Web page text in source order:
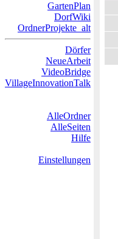
GartenPlan
DorfWiki
OrdnerProjekte_alt
Dörfer
NeueArbeit
VideoBridge
VillageInnovationTalk
AlleOrdner
AlleSeiten
Hilfe
Einstellungen